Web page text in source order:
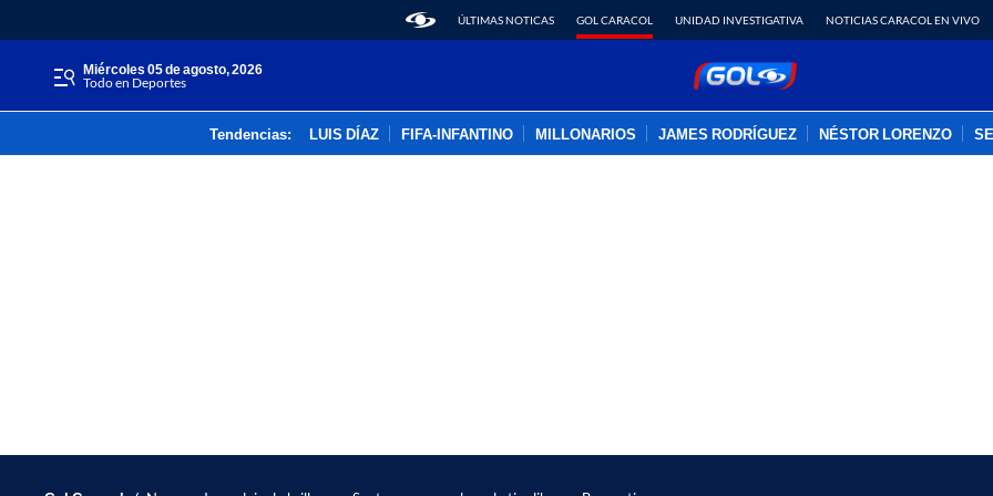
ÚLTIMAS NOTICAS GOL CARACOL UNIDAD INVESTIGATIVA NOTICIAS CARACOL EN VIVO
miércoles 05 de agosto, 2026
Todo en Deportes
Tendencias: LUIS DÍAZ FIFA-INFANTINO MILLONARIOS JAMES RODRÍGUEZ NÉSTOR LORENZO